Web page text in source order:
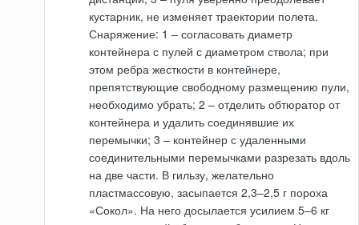
кустарник, не изменяет траектории полета.
Снаряжение: 1 – согласовать диаметр
контейнера с пулей с диаметром ствола; при
этом ребра жесткости в контейнере,
препятствующие свободному размещению пули,
необходимо убрать; 2 – отделить обтюратор от
контейнера и удалить соединявшие их
перемычки; 3 – контейнер с удаленными
соединительными перемычками разрезать вдоль
на две части. В гильзу, желательно
пластмассовую, засыпается 2,3–2,5 г пороха
«Сокол». На него досылается усилием 5–6 кг